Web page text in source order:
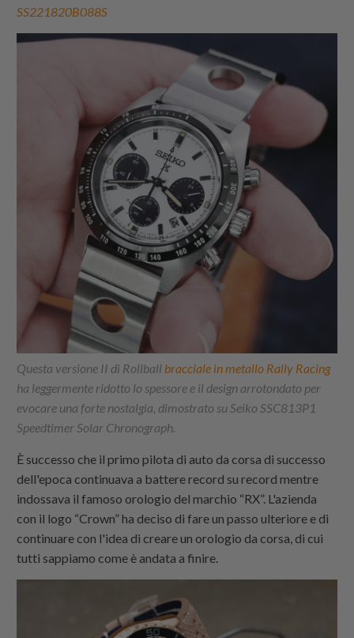
SS221820B088S
Questa versione II di Rollball bracciale in metallo Rally Racing
ha leggermente ridotto lo spessore e il design arrotondato per
evocare una forte nostalgia, dimostrato su Seiko SSC813P1
Speedtimer Solar Chronograph.
È successo che il primo pilota di auto da corsa di successo
dell'epoca continuava a battere record su record mentre
indossava il famoso orologio del marchio “RX”. L'azienda
con il logo “Crown” ha deciso di fare un passo ulteriore e di
continuare con l'idea di creare un orologio da corsa, di cui
tutti sappiamo come è andata a finire.